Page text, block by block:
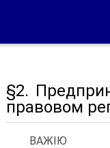
§2.
правовом
ВАЖІЮ